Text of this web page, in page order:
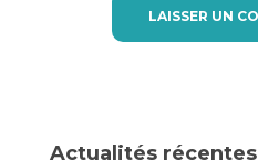
Actualités récentes